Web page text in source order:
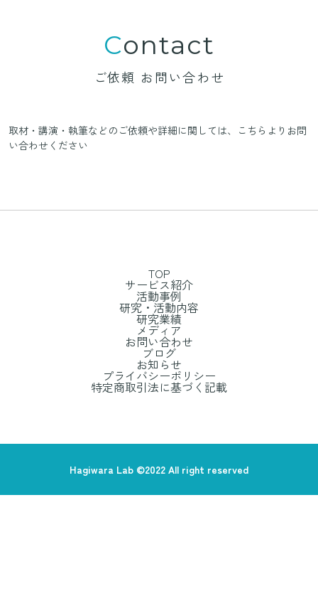
Contact
ご依頼 お問い合わせ
取材・講演・執筆などのご依頼や詳細に関しては、
こちらよりお問
い合わせください
TOP
サービス紹介
活動事例
研究・活動内容
研究業績
メディア
お問い合わせ
ブログ
お知らせ
プライバシーポリシー
特定商取引法に基づく記載
Hagiwara Lab ©2022 All right reserved